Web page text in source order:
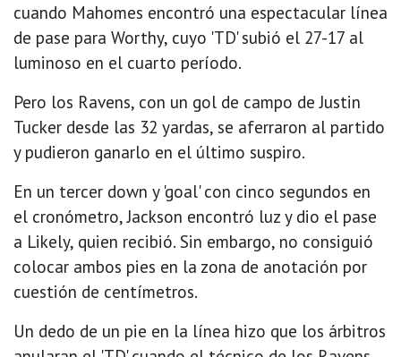
cuando Mahomes encontró una espectacular línea
de pase para Worthy, cuyo 'TD' subió el 27-17 al
luminoso en el cuarto período.
Pero los Ravens, con un gol de campo de Justin
Tucker desde las 32 yardas, se aferraron al partido
y pudieron ganarlo en el último suspiro.
En un tercer down y 'goal' con cinco segundos en
el cronómetro, Jackson encontró luz y dio el pase
a Likely, quien recibió. Sin embargo, no consiguió
colocar ambos pies en la zona de anotación por
cuestión de centímetros.
Un dedo de un pie en la línea hizo que los árbitros